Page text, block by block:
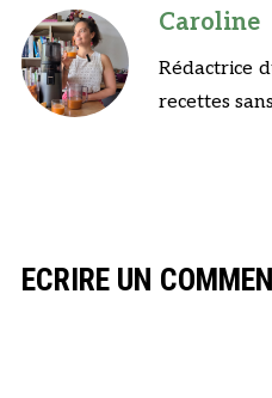
Caroline
Rédactrice
recettes
ECRIRE UN